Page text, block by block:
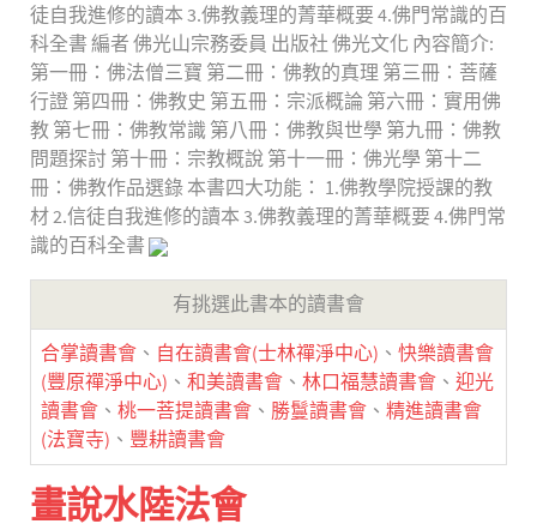
徒自我進修的讀本 3.佛教義理的菁華概要 4.佛門常識的百
科全書 編者 佛光山宗務委員 出版社 佛光文化 內容簡介:
第一冊：佛法僧三寶 第二冊：佛教的真理 第三冊：菩薩
行證 第四冊：佛教史 第五冊：宗派概論 第六冊：實用佛
教 第七冊：佛教常識 第八冊：佛教與世學 第九冊：佛教
問題探討 第十冊：宗教概說 第十一冊：佛光學 第十二
冊：佛教作品選錄 本書四大功能： 1.佛教學院授課的教
材 2.信徒自我進修的讀本 3.佛教義理的菁華概要 4.佛門常
識的百科全書
有挑選此書本的讀書會
合掌讀書會 、 自在讀書會(士林禪淨中心) 、 快樂讀書會
(豐原禪淨中心) 、 和美讀書會 、 林口福慧讀書會 、 迎光
讀書會 、 桃一菩提讀書會 、 勝鬘讀書會 、 精進讀書會
(法寶寺) 、 豐耕讀書會
畫說水陸法會